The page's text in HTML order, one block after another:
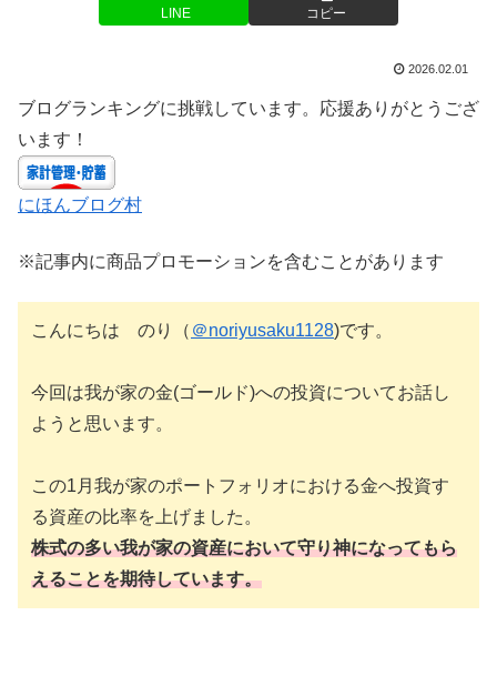
LINE コピー
2026.02.01
ブログランキングに挑戦しています。応援ありがとうござ
います！
にほんブログ村
※記事内に商品プロモーションを含むことがあります
こんにちは のり（ ＠noriyusaku1128)です。
今回は我が家の金(ゴールド)への投資についてお話し
ようと思います。
この1月我が家のポートフォリオにおける金へ投資す
る資産の比率を上げました。
株式の多い我が家の資産において守り神になってもら
えることを期待しています。